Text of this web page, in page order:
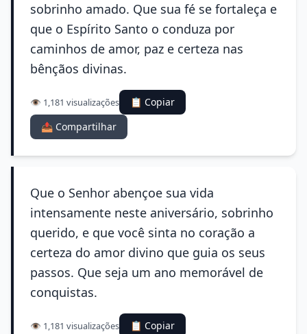
sobrinho amado. Que sua fé se fortaleça e
que o Espírito Santo o conduza por
caminhos de amor, paz e certeza nas
bênçãos divinas.
👁️ 1,181 visualizações
📋 Copiar
📤 Compartilhar
Que o Senhor abençoe sua vida
intensamente neste aniversário, sobrinho
querido, e que você sinta no coração a
certeza do amor divino que guia os seus
passos. Que seja um ano memorável de
conquistas.
👁️ 1,181 visualizações
📋 Copiar